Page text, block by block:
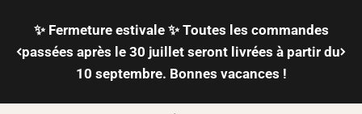
✨ Fermeture estivale ✨ Toutes les commandes
passées après le 30 juillet seront livrées à partir du
10 septembre. Bonnes vacances !